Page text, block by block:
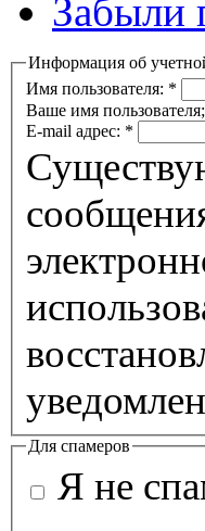
Забыли
Информация об
Имя пользователя: *
Ваше имя
E-mail адрес: *
Для спамеров
Я не